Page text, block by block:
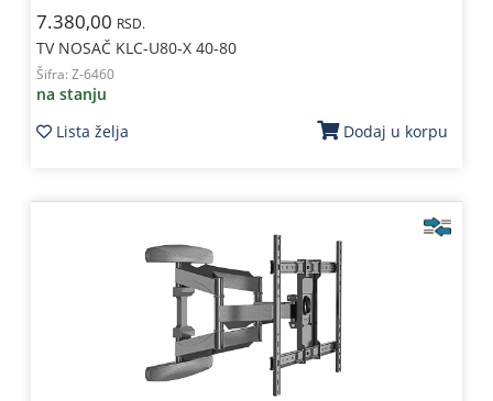
7.380,00 RSD.
TV NOSAČ KLC-U80-X 40-80
Šifra: Z-6460
na stanju
Lista želja
Dodaj u korpu